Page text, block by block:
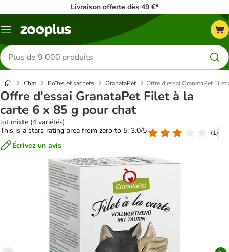
Livraison offerte dès 49 €*
Menu
Rechercher
des
produits
Chat Boîtes et sachets GranataPet Offre d'essai GranataPet
Offre d'essai GranataPet Filet à la
carte 6 x 85 g pour chat
lot mixte (4 variétés)
This is a stars rating area from zero to 5: 3.0/5
(1)
Écrivez un avis